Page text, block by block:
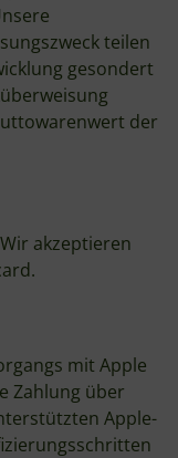
teilen
gesondert
der
akzeptieren
mit Apple
Zahlung über
Apple-